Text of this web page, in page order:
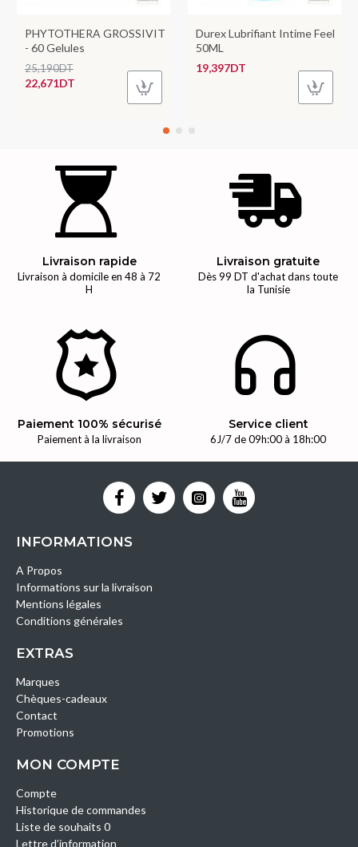
PHYTOTHERA GROSSIVIT
- 60 Gelules
22,671DT
25,190DT
Durex Lubrifiant Intime Feel
50ML
19,397DT
Livraison rapide
Livraison à domicile en 48 à 72
H
Livraison gratuite
Dès 99 DT d'achat dans toute
la Tunisie
Paiement 100% sécurisé
Paiement à la livraison
Service client
6J/7 de 09h:00 à 18h:00
INFORMATIONS
A Propos
Informations sur la livraison
Mentions légales
Conditions générales
EXTRAS
Marques
Chèques-cadeaux
Contact
Promotions
MON COMPTE
Compte
Historique de commandes
Liste de souhaits 0
Lettre d’information